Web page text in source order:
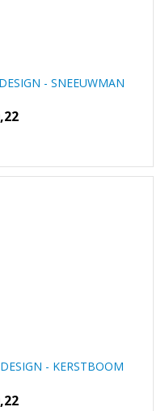
- SNEEUWMAN
- KERSTBOOM